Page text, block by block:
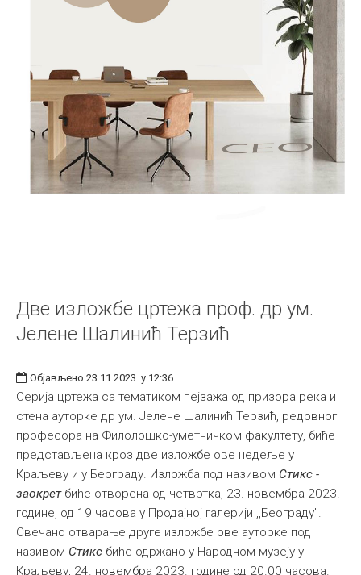
Две изложбе цртежа проф. др ум.
Јелене Шалинић Терзић
Објављено 23.11.2023. у 12:36
Серија цртежа са тематиком пејзажа од призора река и
стена ауторке др ум. Јелене Шалинић Терзић, редовног
професора на Филолошко-уметничком факултету, биће
представљена кроз две изложбе ове недеље у
Краљеву и у Београду. Изложба под називом Стикс -
заокрет биће отворена од четвртка, 23. новембра 2023.
године, од 19 часова у Продајној галерији ,,Београду".
Свечано отварање друге изложбе ове ауторке под
називом Стикс биће одржано у Народном музеју у
Краљеву, 24. новембра 2023. године од 20.00 часова.